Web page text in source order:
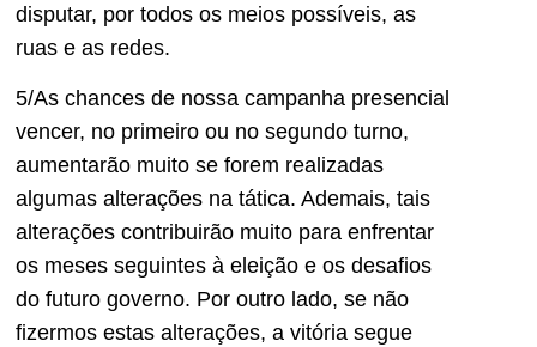
disputar, por todos os meios possíveis, as
ruas e as redes.
5/As chances de nossa campanha presencial
vencer, no primeiro ou no segundo turno,
aumentarão muito se forem realizadas
algumas alterações na tática. Ademais, tais
alterações contribuirão muito para enfrentar
os meses seguintes à eleição e os desafios
do futuro governo. Por outro lado, se não
fizermos estas alterações, a vitória segue